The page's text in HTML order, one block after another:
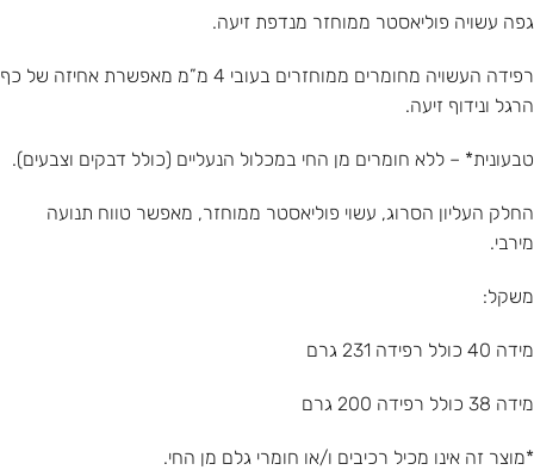
גפה עשויה פוליאסטר ממוחזר מנדפת זיעה.
רפידה העשויה מחומרים ממוחזרים בעובי 4 מ”מ מאפשרת אחיזה של כף
הרגל ונידוף זיעה.
טבעונית* – ללא חומרים מן החי במכלול הנעליים (כולל דבקים וצבעים).
החלק העליון הסרוג, עשוי פוליאסטר ממוחזר, מאפשר טווח תנועה
מירבי.
משקל:
מידה 40 כולל רפידה 231 גרם
מידה 38 כולל רפידה 200 גרם
*מוצר זה אינו מכיל רכיבים ו/או חומרי גלם מן החי.